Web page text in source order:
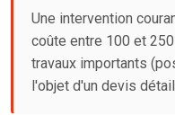
Une intervention
coûte entre 100 et
travaux importants
l'objet d'un devis